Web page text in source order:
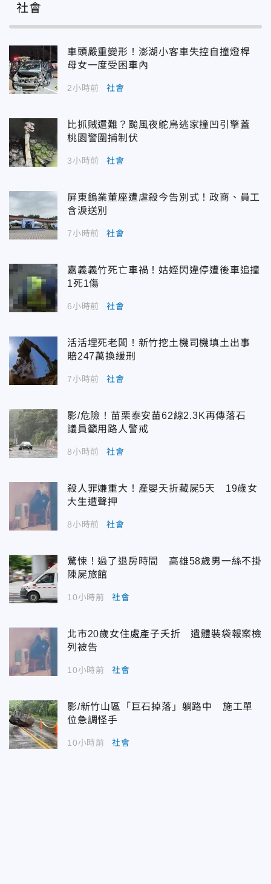
社會
車頭嚴重變形！澎湖小客車失控自撞燈桿
母女一度受困車內
2小時前 社會
比抓賊還難？颱風夜鴕鳥逃家撞凹引擎蓋
桃園警圍捕制伏
3小時前 社會
屏東鎢業董座遭虐殺今告別式！政商、員工
含淚送別
7小時前 社會
嘉義義竹死亡車禍！姑姪閃違停遭後車追撞
1死1傷
6小時前 社會
活活埋死老闆！新竹挖土機司機填土出事
賠247萬換緩刑
7小時前 社會
影/危險！苗栗泰安苗62線2.3K再傳落石
議員籲用路人警戒
8小時前 社會
殺人罪嫌重大！產嬰夭折藏屍5天 19歲女
大生遭聲押
8小時前 社會
驚悚！過了退房時間 高雄58歲男一絲不掛
陳屍旅館
10小時前 社會
北市20歲女住處產子夭折 遺體裝袋報案檢
列被告
10小時前 社會
影/新竹山區「巨石掉落」躺路中 施工單
位急調怪手
10小時前 社會